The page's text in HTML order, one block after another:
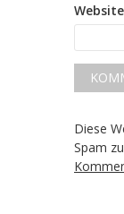
Website
Diese
Spam